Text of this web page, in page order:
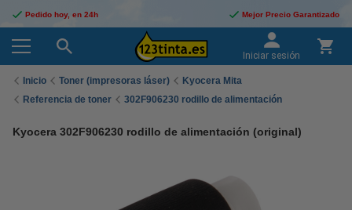
Pedido hoy, en 24h Mejor Precio Garantizado
Iniciar sesión
Inicio Toner (impresoras láser)
Kyocera Mita
Referencia de toner
302F906230 rodillo de alimentación
Kyocera 302F906230 rodillo de alimentación (original)